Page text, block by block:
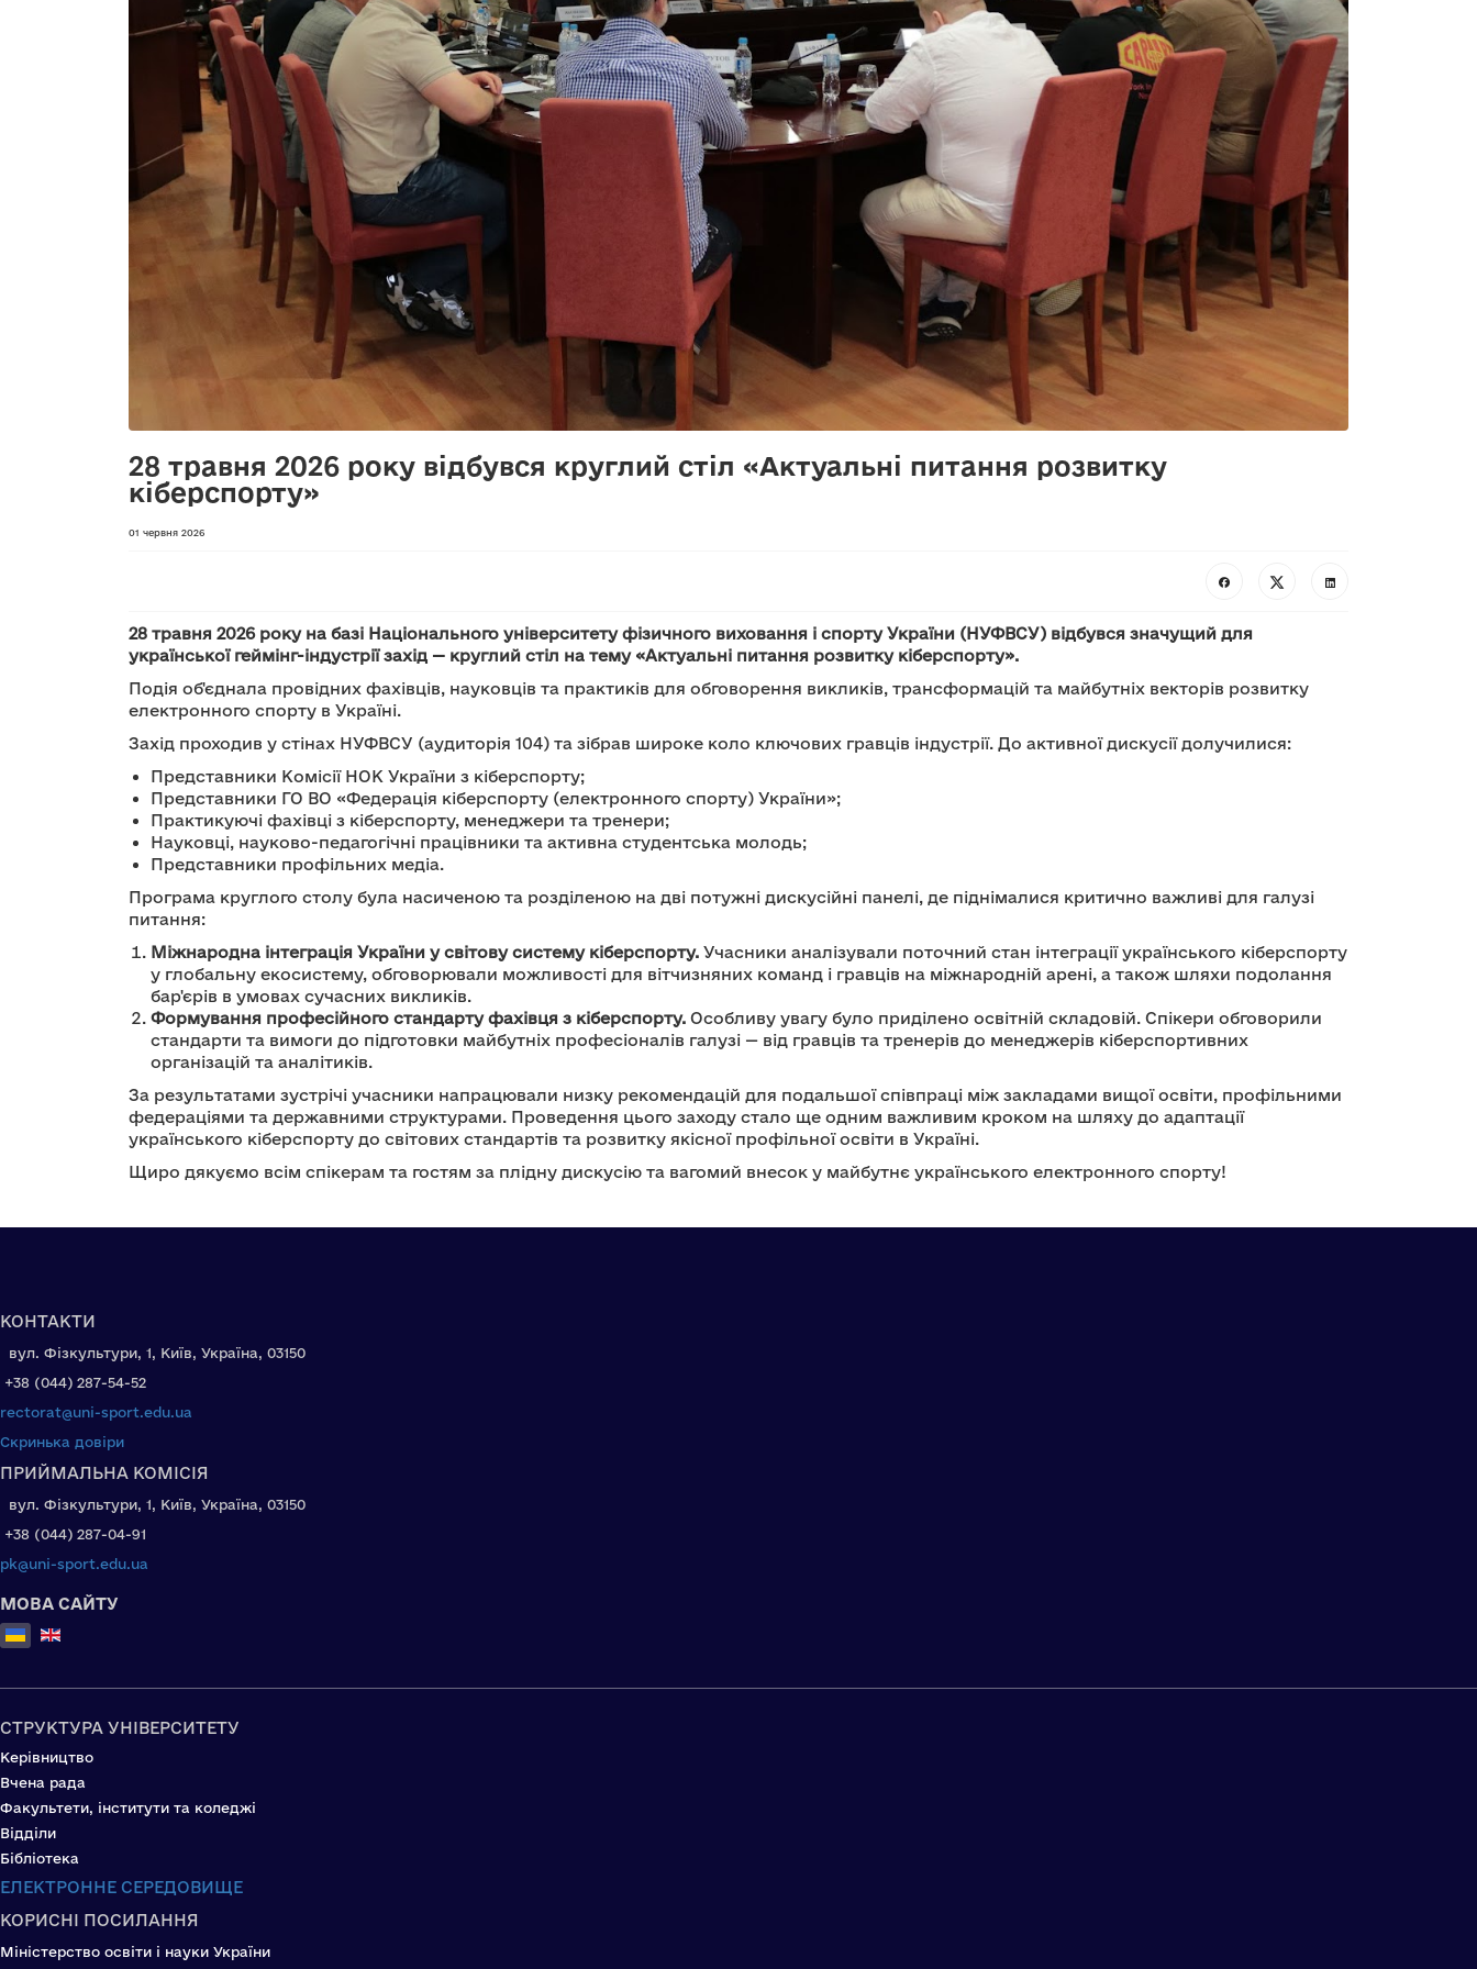
28 травня 2026 року відбувся круглий стіл «Актуальні питання розвитку
кіберспорту»
01 червня 2026
28 травня 2026 року на базі Національного університету фізичного виховання і спорту України (НУФВСУ) відбувся значущий для
української геймінг-індустрії захід — круглий стіл на тему «Актуальні питання розвитку кіберспорту».
Подія об'єднала провідних фахівців, науковців та практиків для обговорення викликів, трансформацій та майбутніх векторів розвитку
електронного спорту в Україні.
Захід проходив у стінах НУФВСУ (аудиторія 104) та зібрав широке коло ключових гравців індустрії. До активної дискусії долучилися:
Представники Комісії НОК України з кіберспорту;
Представники ГО ВО «Федерація кіберспорту (електронного спорту) України»;
Практикуючі фахівці з кіберспорту, менеджери та тренери;
Науковці, науково-педагогічні працівники та активна студентська молодь;
Представники профільних медіа.
Програма круглого столу була насиченою та розділеною на дві потужні дискусійні панелі, де піднімалися критично важливі для галузі
питання:
Міжнародна інтеграція України у світову систему кіберспорту. Учасники аналізували поточний стан інтеграції українського кіберспорту
у глобальну екосистему, обговорювали можливості для вітчизняних команд і гравців на міжнародній арені, а також шляхи подолання
бар'єрів в умовах сучасних викликів.
Формування професійного стандарту фахівця з кіберспорту. Особливу увагу було приділено освітній складовій. Спікери обговорили
стандарти та вимоги до підготовки майбутніх професіоналів галузі — від гравців та тренерів до менеджерів кіберспортивних
організацій та аналітиків.
За результатами зустрічі учасники напрацювали низку рекомендацій для подальшої співпраці між закладами вищої освіти, профільними
федераціями та державними структурами. Проведення цього заходу стало ще одним важливим кроком на шляху до адаптації
українського кіберспорту до світових стандартів та розвитку якісної профільної освіти в Україні.
Щиро дякуємо всім спікерам та гостям за плідну дискусію та вагомий внесок у майбутнє українського електронного спорту!
КОНТАКТИ
вул. Фізкультури, 1, Київ, Україна, 03150
+38 (044) 287-54-52
rectorat@uni-sport.edu.ua
Скринька довіри
ПРИЙМАЛЬНА КОМІСІЯ
вул. Фізкультури, 1, Київ, Україна, 03150
+38 (044) 287-04-91
pk@uni-sport.edu.ua
МОВА САЙТУ
Оберіть свою мову
СТРУКТУРА УНІВЕРСИТЕТУ
Керівництво
Вчена рада
Факультети, інститути та коледжі
Відділи
Бібліотека
ЕЛЕКТРОННЕ СЕРЕДОВИЩЕ
КОРИСНІ ПОСИЛАННЯ
Міністерство освіти і науки України